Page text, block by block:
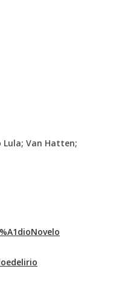
Lula; Van Hatten;